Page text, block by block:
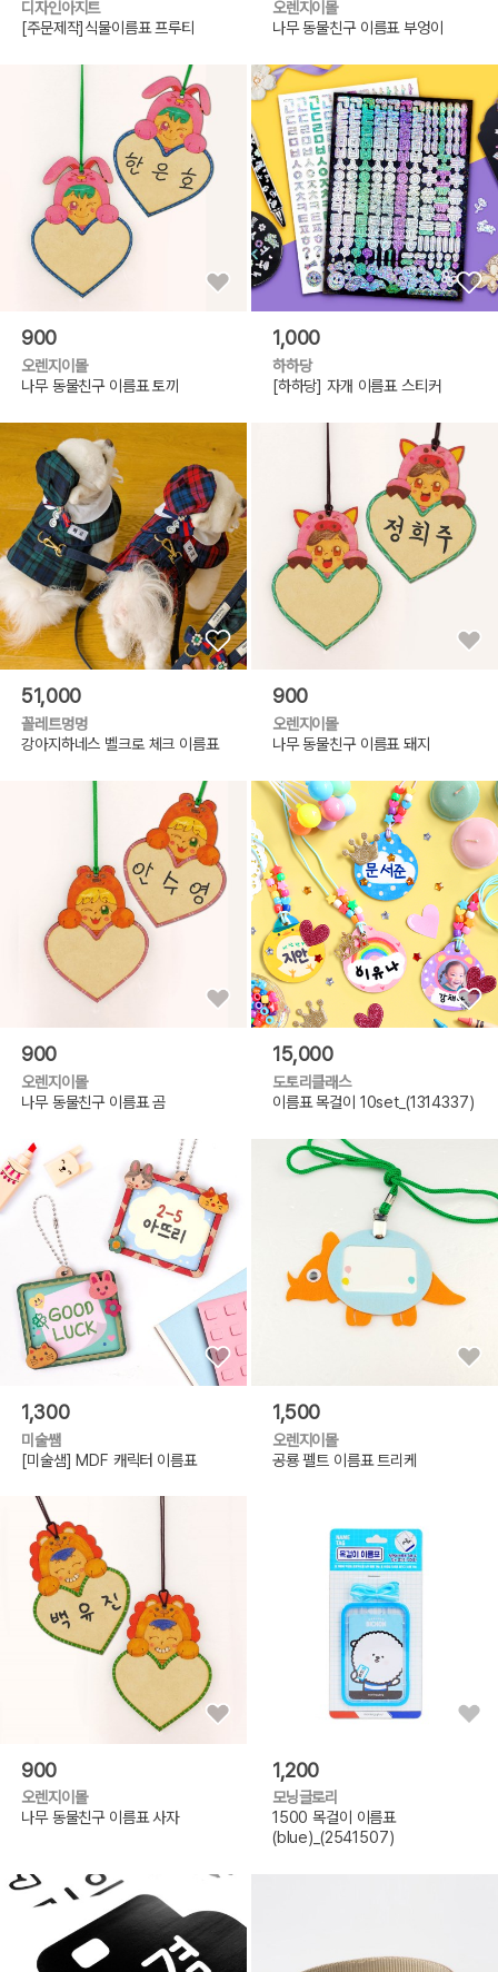
디자인아지트
[주문제작]식물이름표 프루티
오렌지이몰
나무 동물친구 이름표 부엉이
900
오렌지이몰
나무 동물친구 이름표 토끼
1,000
하하당
[하하당] 자개 이름표 스티커
51,000
꼴레트멍멍
강아지하네스 벨크로 체크 이름표
900
오렌지이몰
나무 동물친구 이름표 돼지
900
오렌지이몰
나무 동물친구 이름표 곰
15,000
도토리클래스
이름표 목걸이 10set_(1314337)
1,300
미술쌤
[미술샘] MDF 캐릭터 이름표
1,500
오렌지이몰
공룡 펠트 이름표 트리케
900
오렌지이몰
나무 동물친구 이름표 사자
1,200
모닝글로리
1500 목걸이 이름표
(blue)_(2541507)